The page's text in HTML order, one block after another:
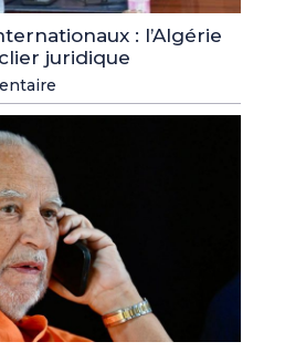
: l’Algérie
juridique